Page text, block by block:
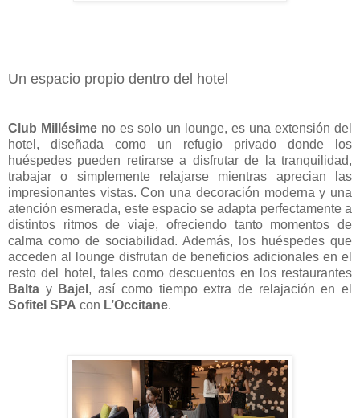
Un espacio propio dentro del hotel
Club Millésime no es solo un lounge, es una extensión del
hotel, diseñada como un refugio privado donde los
huéspedes pueden retirarse a disfrutar de la tranquilidad,
trabajar o simplemente relajarse mientras aprecian las
impresionantes vistas. Con una decoración moderna y una
atención esmerada, este espacio se adapta perfectamente a
distintos ritmos de viaje, ofreciendo tanto momentos de
calma como de sociabilidad. Además, los huéspedes que
acceden al lounge disfrutan de beneficios adicionales en el
resto del hotel, tales como descuentos en los restaurantes
Balta y Bajel , así como tiempo extra de relajación en el
Sofitel SPA con L’Occitane.